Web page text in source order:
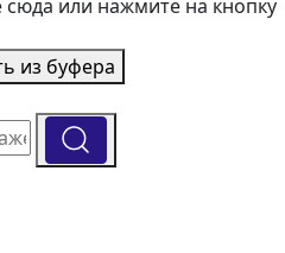
или нажмите на кнопку
из буфера